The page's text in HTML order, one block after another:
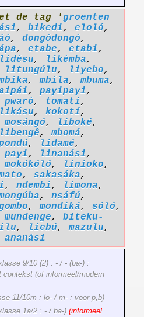
de tag 'groenten
, bikedi, eloló,
, dongódongó,
, etabe, etabi,
lidésu, likémba,
litungúlu, liyebo,
,mbíla,mbuma,
, payipayi,
pwaró, tomati,
likásu, kokotí,
mosángó, liboké,
libengê,mbomá,
, lidamé,
payi, linanási,
mokókóló, linioko,
, sakasáka,
, ndembi, limona,
, nsáfú,
,mondiká, sóló,
mundenge, biteku-
, liebú,mazulu,
ananási
9/10 (2) : - / - (ba-) :
contekst (of informeel/modern
11/10m : lo- / m- : voor p,b)
1a/2 : - / ba-) (informeel